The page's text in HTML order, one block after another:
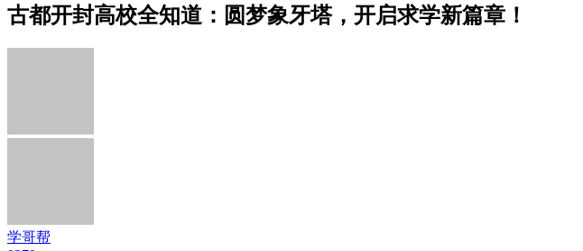
古都开封高校全知道：圆梦象牙塔，开启求学新篇章！
学哥帮